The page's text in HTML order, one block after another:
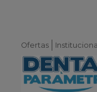
Ofertas Institucional